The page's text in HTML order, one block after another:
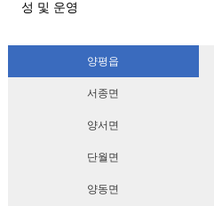
성 및 운영
양평읍
서종면
양서면
단월면
양동면